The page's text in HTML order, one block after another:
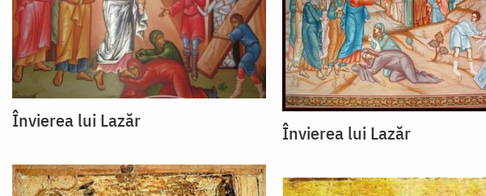
Învierea lui Lazăr
Învierea lui Lazăr